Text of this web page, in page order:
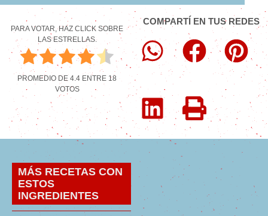
PARA VOTAR, HAZ CLICK SOBRE
LAS ESTRELLAS.
PROMEDIO DE 4.4 ENTRE 18
VOTOS
COMPARTÍ EN TUS REDES
MÁS RECETAS CON
ESTOS
INGREDIENTES